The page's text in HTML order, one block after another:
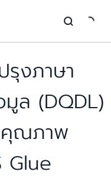
รุงภาษา
ล (DQDL)
คุณภาพ
Glue